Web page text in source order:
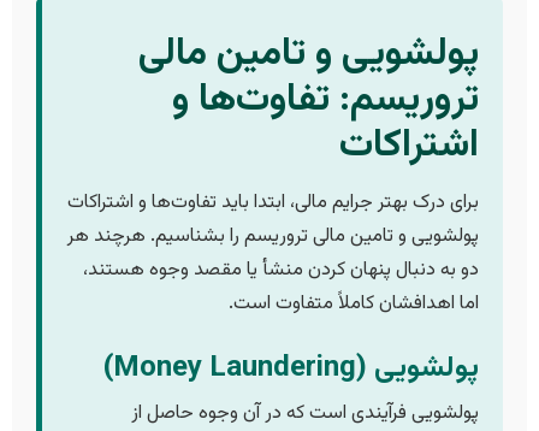
پولشویی و تامین مالی
تروریسم: تفاوت‌ها و
اشتراکات
برای درک بهتر جرایم مالی، ابتدا باید تفاوت‌ها و اشتراکات
پولشویی و تامین مالی تروریسم را بشناسیم. هرچند هر
دو به دنبال پنهان کردن منشأ یا مقصد وجوه هستند،
اما اهدافشان کاملاً متفاوت است.
پولشویی (Money Laundering)
پولشویی فرآیندی است که در آن وجوه حاصل از